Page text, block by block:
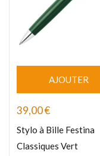
AJOUTER
39,00€
Stylo à Bille Festina
Classiques Vert